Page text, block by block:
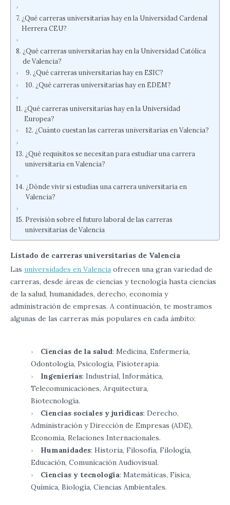
¿Qué carreras universitarias hay en la Universidad Cardenal
Herrera CEU?
¿Qué carreras universitarias hay en la Universidad Católica
de Valencia?
¿Qué carreras universitarias hay en ESIC?
¿Qué carreras universitarias hay en EDEM?
¿Qué carreras universitarias hay en la Universidad
Europea?
¿Cuánto cuestan las carreras universitarias en Valencia?
¿Qué requisitos se necesitan para estudiar una carrera
universitaria en Valencia?
¿Dónde vivir si estudias una carrera universitaria en
Valencia?
Previsión sobre el futuro laboral de las carreras
universitarias de Valencia
Listado de carreras universitarias de Valencia
Las universidades en Valencia ofrecen una gran variedad de
carreras, desde áreas de ciencias y tecnología hasta ciencias
de la salud, humanidades, derecho, economía y
administración de empresas. A continuación, te mostramos
algunas de las carreras más populares en cada ámbito:
Ciencias de la salud: Medicina, Enfermería,
Odontología, Psicología, Fisioterapia.
Ingenierías: Industrial, Informática,
Telecomunicaciones, Arquitectura,
Biotecnología.
Ciencias sociales y jurídicas: Derecho,
Administración y Dirección de Empresas (ADE),
Economía, Relaciones Internacionales.
Humanidades: Historia, Filosofía, Filología,
Educación, Comunicación Audiovisual.
Ciencias y tecnología: Matemáticas, Física,
Química, Biología, Ciencias Ambientales.